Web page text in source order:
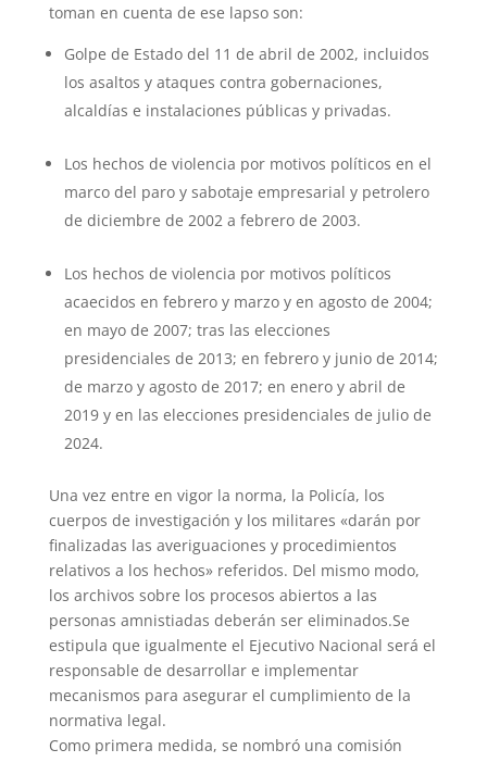
toman en cuenta de ese lapso son:
Golpe de Estado del 11 de abril de 2002, incluidos
los asaltos y ataques contra gobernaciones,
alcaldías e instalaciones públicas y privadas.
Los hechos de violencia por motivos políticos en el
marco del paro y sabotaje empresarial y petrolero
de diciembre de 2002 a febrero de 2003.
Los hechos de violencia por motivos políticos
acaecidos en febrero y marzo y en agosto de 2004;
en mayo de 2007; tras las elecciones
presidenciales de 2013; en febrero y junio de 2014;
de marzo y agosto de 2017; en enero y abril de
2019 y en las elecciones presidenciales de julio de
2024.
Una vez entre en vigor la norma, la Policía, los
cuerpos de investigación y los militares «darán por
finalizadas las averiguaciones y procedimientos
relativos a los hechos» referidos. Del mismo modo,
los archivos sobre los procesos abiertos a las
personas amnistiadas deberán ser eliminados.Se
estipula que igualmente el Ejecutivo Nacional será el
responsable de desarrollar e implementar
mecanismos para asegurar el cumplimiento de la
normativa legal.
Como primera medida, se nombró una comisión